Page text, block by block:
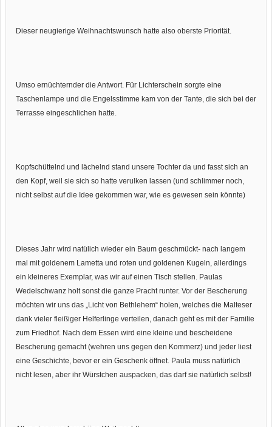
Dieser neugierige Weihnachtswunsch hatte also oberste Priorität.
Umso ernüchternder die Antwort. Für Lichterschein sorgte eine
Taschenlampe und die Engelsstimme kam von der Tante, die sich bei der
Terrasse eingeschlichen hatte.
Kopfschüttelnd und lächelnd stand unsere Tochter da und fasst sich an
den Kopf, weil sie sich so hatte verulken lassen (und schlimmer noch,
nicht selbst auf die Idee gekommen war, wie es gewesen sein könnte)
Dieses Jahr wird natülich wieder ein Baum geschmückt- nach langem
mal mit goldenem Lametta und roten und goldenen Kugeln, allerdings
ein kleineres Exemplar, was wir auf einen Tisch stellen. Paulas
Wedelschwanz holt sonst die ganze Pracht runter. Vor der Bescherung
möchten wir uns das „Licht von Bethlehem“ holen, welches die Malteser
dank vieler fleißiger Helferlinge verteilen, danach geht es mit der Familie
zum Friedhof. Nach dem Essen wird eine kleine und bescheidene
Bescherung gemacht (wehren uns gegen den Kommerz) und jeder liest
eine Geschichte, bevor er ein Geschenk öffnet. Paula muss natürlich
nicht lesen, aber ihr Würstchen auspacken, das darf sie natürlich selbst!